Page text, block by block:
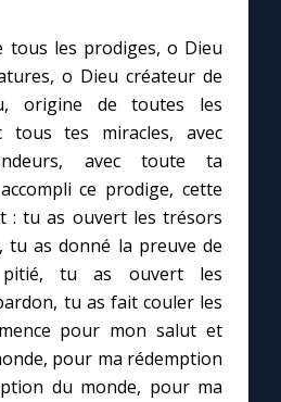
tous les prodiges, o Dieu
o Dieu créateur de
origine de toutes les
tous tes miracles, avec
avec toute ta
ce prodige, cette
: tu as ouvert les trésors
tu as donné la preuve de
pitié, tu as ouvert les
tu as fait couler les
pour mon salut et
pour ma rédemption
du monde, pour ma